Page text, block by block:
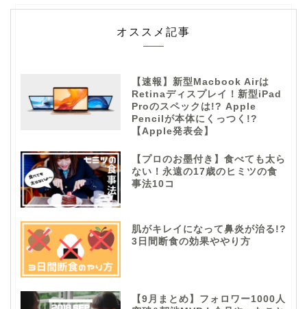
オススメ記事
【速報】新型Macbook Airは
Retinaディスプレイ！新型iPad
Proのスペックは!? Apple
Pencilが本体にくっつく!?
【Apple発表会】
【プロのお墨付き】食べても太ら
ない！永遠の17歳のヒミツの食
事法10コ
肌がキレイになって鼻炎が治る!?
3日間断食の効果ややり方
【9月まとめ】フォロワー1000人